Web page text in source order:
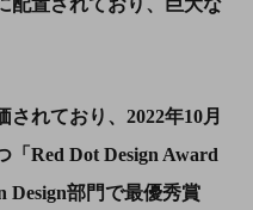
配置されており、巨大な
れており、 2022年10月
「 Red Dot Design Award
Design部門で最優秀賞